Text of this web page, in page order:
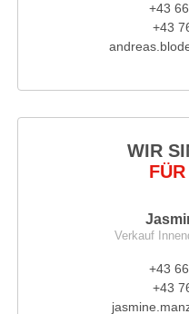
+43
+43
WIR
Verkauf
+43
+43